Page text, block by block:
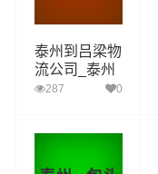
泰州到吕梁物
流公司_泰州
到吕梁货运_
287 0